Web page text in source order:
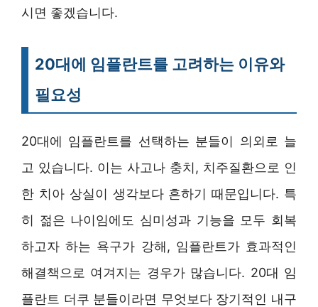
시면 좋겠습니다.
20대에 임플란트를 고려하는 이유와
필요성
20대에 임플란트를 선택하는 분들이 의외로 늘
고 있습니다. 이는 사고나 충치, 치주질환으로 인
한 치아 상실이 생각보다 흔하기 때문입니다. 특
히 젊은 나이임에도 심미성과 기능을 모두 회복
하고자 하는 욕구가 강해, 임플란트가 효과적인
해결책으로 여겨지는 경우가 많습니다. 20대 임
플란트 더쿠 분들이라면 무엇보다 장기적인 내구